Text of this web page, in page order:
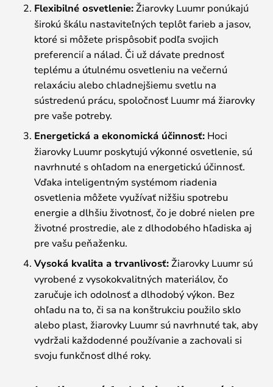
Flexibilné osvetlenie:Žiarovky Luumr ponúkajú
širokú škálu nastaviteľných teplôt farieb a jasov,
ktoré si môžete prispôsobiť podľa svojich
preferencií a nálad. Či už dávate prednosť
teplému a útulnému osvetleniu na večernú
relaxáciu alebo chladnejšiemu svetlu na
sústredenú prácu, spoločnosť Luumr má žiarovky
pre vaše potreby.
Energetická a ekonomická účinnosť: Hoci
žiarovky Luumr poskytujú výkonné osvetlenie, sú
navrhnuté s ohľadom na energetickú účinnosť.
Vďaka inteligentným systémom riadenia
osvetlenia môžete využívať nižšiu spotrebu
energie a dlhšiu životnosť, čo je dobré nielen pre
životné prostredie, ale z dlhodobého hľadiska aj
pre vašu peňaženku.
Vysoká kvalita a trvanlivosť:Žiarovky Luumr sú
vyrobené z vysokokvalitných materiálov, čo
zaručuje ich odolnosť a dlhodobý výkon. Bez
ohľadu na to, či sa na konštrukciu použilo sklo
alebo plast, žiarovky Luumr sú navrhnuté tak, aby
vydržali každodenné používanie a zachovali si
svoju funkčnosť dlhé roky.